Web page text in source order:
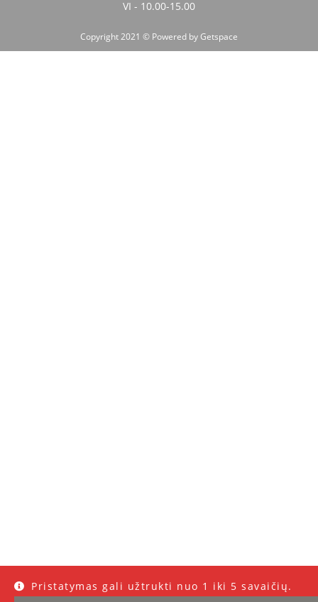
Pristatymas gali užtrukti nuo 1 iki 5 savaičių.
VI - 10.00-15.00
Copyright 2021 © Powered byGetspace